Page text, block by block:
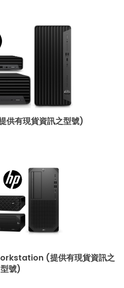
供有現貨資訊之型號)
(提供有現貨資訊之
型號)